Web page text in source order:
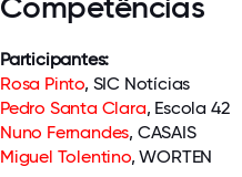
Competências
Participantes:
Rosa Pinto, SIC Notícias
Pedro Santa Clara, Escola 42
Nuno Fernandes, CASAIS
Miguel Tolentino, WORTEN